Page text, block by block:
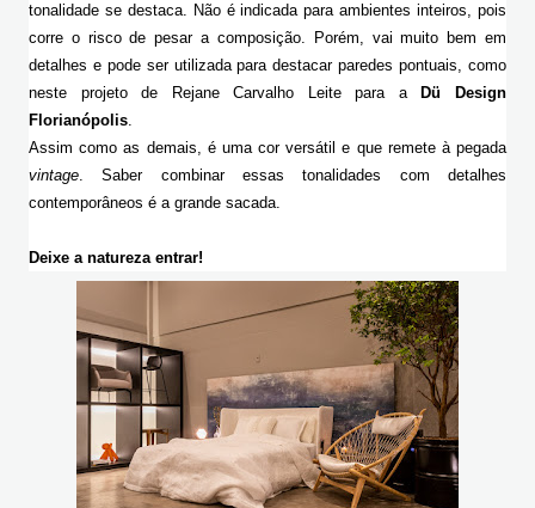
tonalidade se destaca. Não é indicada para ambientes inteiros, pois
corre o risco de pesar a composição. Porém, vai muito bem em
detalhes e pode ser utilizada para destacar paredes pontuais, como
neste projeto de Rejane Carvalho Leite para a
Dü Design
Florianópolis.
Assim como as demais, é uma cor versátil e que remete à pegada
vintage. Saber combinar essas tonalidades com detalhes
contemporâneos é a grande sacada.
Deixe a natureza entrar!